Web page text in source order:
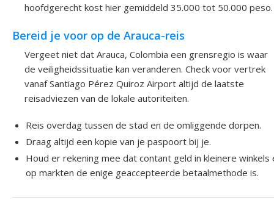
hoofdgerecht kost hier gemiddeld 35.000 tot 50.000 peso.
Bereid je voor op de Arauca-reis
Vergeet niet dat Arauca, Colombia een grensregio is waar
de veiligheidssituatie kan veranderen. Check voor vertrek
vanaf Santiago Pérez Quiroz Airport altijd de laatste
reisadviezen van de lokale autoriteiten.
Reis overdag tussen de stad en de omliggende dorpen.
Draag altijd een kopie van je paspoort bij je.
Houd er rekening mee dat contant geld in kleinere winkels
op markten de enige geaccepteerde betaalmethode is.